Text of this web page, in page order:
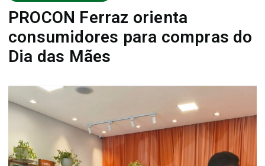
PROCON Ferraz orienta
consumidores para compras do
Dia das Mães